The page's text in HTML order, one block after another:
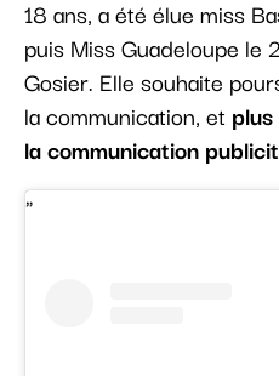
18 ans, a été élue miss
puis Miss Guadeloupe le
Gosier. Elle souhaite
la communication, et
la communication